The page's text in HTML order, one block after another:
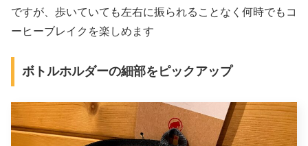
ですが、歩いていても左右に振られることなく何時でもコ
ーヒーブレイクを楽しめます
ボトルホルダーの細部をピックアップ